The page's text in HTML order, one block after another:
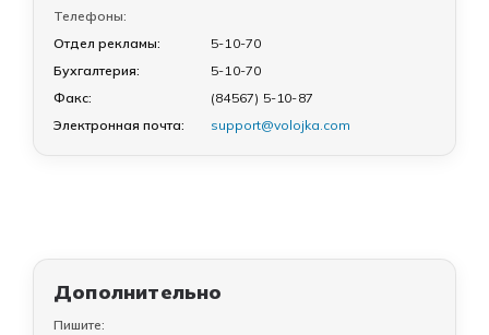
Телефоны:
Отдел рекламы:
5-10-70
Бухгалтерия:
5-10-70
Факс:
(84567) 5-10-87
Электронная почта:
support@volojka.com
Дополнительно
Пишите: